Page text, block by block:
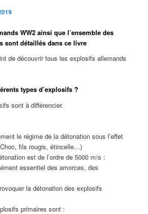
WW2 ainsi que l’ensemble des
sont détaillés dans ce livre
de découvrir tous les explosifs allemands
types d’explosifs ?
sont à différencier.
le régime de la détonation sous l’effet
fils rougis, étincelle…)
est de l’ordre de 5000 m/s ;
essentiel des amorces, des
la détonation des explosifs
primaires sont :